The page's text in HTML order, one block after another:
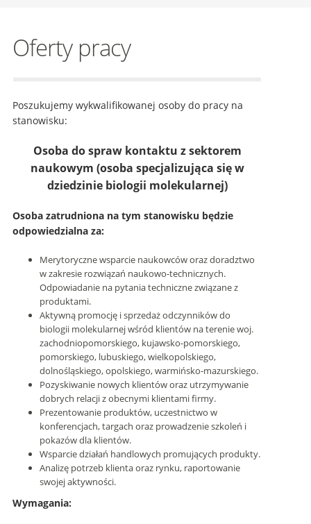
Oferty pracy
Poszukujemy wykwalifikowanej osoby do pracy na
stanowisku:
Osoba do spraw kontaktu z sektorem
naukowym (osoba specjalizująca się w
dziedzinie biologii molekularnej)
Osoba zatrudniona na tym stanowisku będzie
odpowiedzialna za:
Merytoryczne wsparcie naukowców oraz doradztwo
w zakresie rozwiązań naukowo-technicznych.
Odpowiadanie na pytania techniczne związane z
produktami.
Aktywną promocję i sprzedaż odczynników do
biologii molekularnej wśród klientów na terenie woj.
zachodniopomorskiego, kujawsko-pomorskiego,
pomorskiego, lubuskiego, wielkopolskiego,
dolnośląskiego, opolskiego, warmińsko-mazurskiego.
Pozyskiwanie nowych klientów oraz utrzymywanie
dobrych relacji z obecnymi klientami firmy.
Prezentowanie produktów, uczestnictwo w
konferencjach, targach oraz prowadzenie szkoleń i
pokazów dla klientów.
Wsparcie działań handlowych promujących produkty.
Analizę potrzeb klienta oraz rynku, raportowanie
swojej aktywności.
Wymagania: